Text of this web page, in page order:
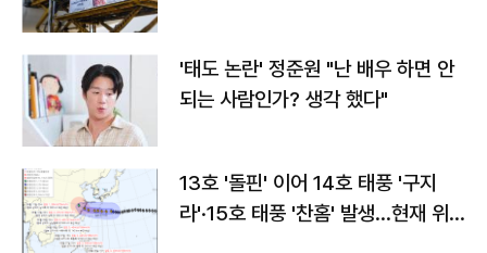
'태도 논란' 정준원 "난 배우 하면 안
되는 사람인가? 생각 했다"
13호 '돌핀' 이어 14호 태풍 '구지
라'·15호 태풍 '찬홈' 발생…현재 위